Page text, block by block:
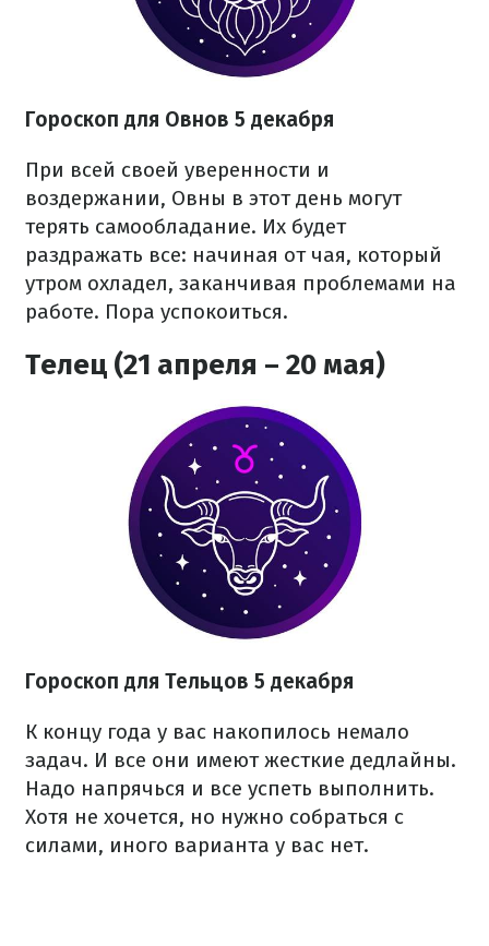
Гороскоп для Овнов 5 декабря
При всей своей уверенности и
воздержании, Овны в этот день могут
терять самообладание. Их будет
раздражать все: начиная от чая, который
утром охладел, заканчивая проблемами на
работе. Пора успокоиться.
Телец (21 апреля – 20 мая)
Гороскоп для Тельцов 5 декабря
К концу года у вас накопилось немало
задач. И все они имеют жесткие дедлайны.
Надо напрячься и все успеть выполнить.
Хотя не хочется, но нужно собраться с
силами, иного варианта у вас нет.